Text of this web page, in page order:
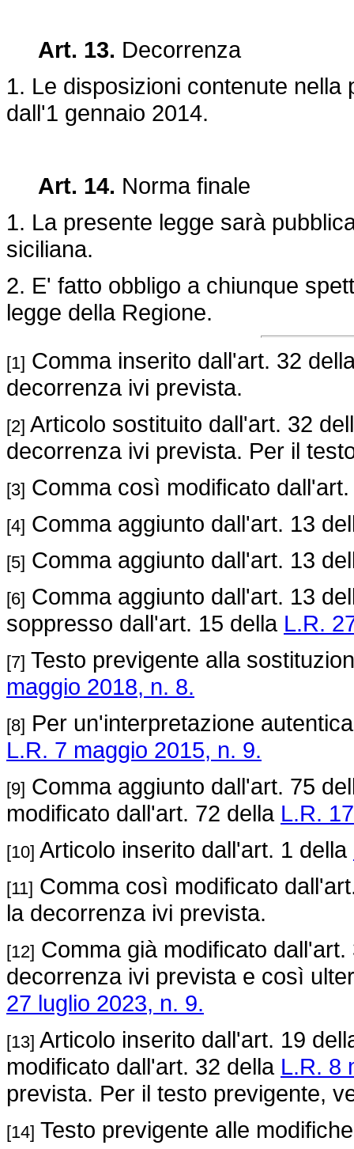
Art. 13. Decorrenza
1. Le disposizioni contenute
dall'1 gennaio 2014.
Art. 14. Norma finale
1. La presente legge sarà
siciliana.
2. E' fatto obbligo a chiunque
legge della Regione.
[1] Comma inserito dall'art. 32
decorrenza ivi prevista.
[2] Articolo sostituito dall'art. 32
decorrenza ivi prevista. Per il
[3] Comma così modificato
[4] Comma aggiunto dall'art. 13
[5] Comma aggiunto dall'art. 13
[6] Comma aggiunto dall'art. 13
soppresso dall'art. 15 della L.R.
[7] Testo previgente alla
maggio 2018, n. 8.
[8] Per un'interpretazione
L.R. 7 maggio 2015, n. 9.
[9] Comma aggiunto dall'art. 75
modificato dall'art. 72 della L.R.
[10] Articolo inserito dall'art. 1 della
[11] Comma così modificato
la decorrenza ivi prevista.
[12] Comma già modificato
decorrenza ivi prevista e così
27 luglio 2023, n. 9.
[13] Articolo inserito dall'art. 19
modificato dall'art. 32 della L.R. 8
prevista. Per il testo previgente,
[14] Testo previgente alle